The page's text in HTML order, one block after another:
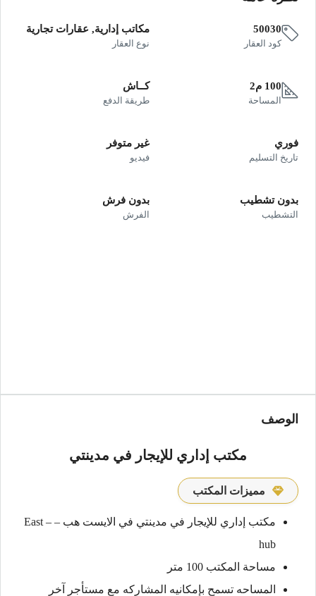
50030
كود العقار
مكاتب إدارية, عقارات تجارية
نوع العقار
100 م2
المساحة
كــاش
طريقة الدفع
فوري
تاريخ التسليم
غير متوفر
فيديو
بدون تشطيب
التشطيب
بدون فرش
الفرش
الوصف
مكتب إداري للإيجار في مدينتي
مميزات المكتب
مكتب إداري للإيجار في مدينتي في الايست هب – East –
hub
مساحة المكتب 100 متر
المساحه تسمح بإمكانيه المشاركه مع مستأجر آخر